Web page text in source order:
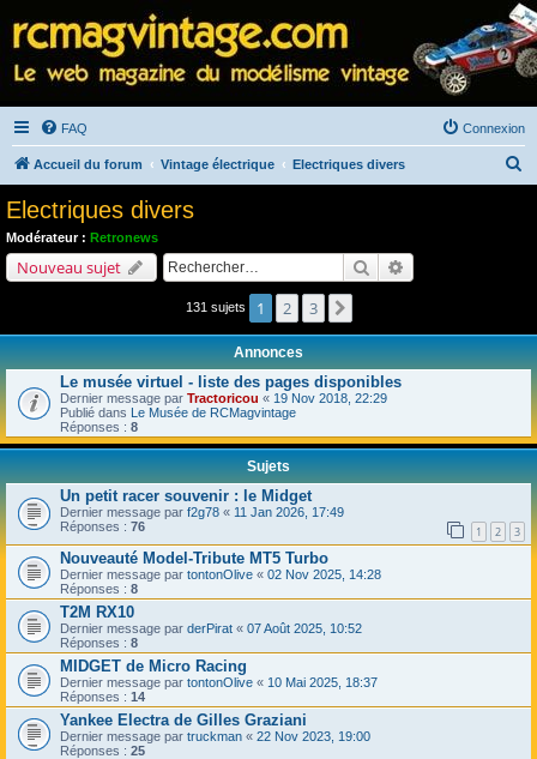
FAQ Connexion
Accueil du forum Vintage électrique Electriques divers
c
Electriques divers
Modérateur : Retronews
Nouveau sujet Rechercher
131 sujets 1 2 3
Annonces
Le musée virtuel - liste des pages disponibles
Dernier message par Tractoricou « 19 Nov 2018, 22:29
Publié dans Le Musée de RCMagvintage
Réponses : 8
Sujets
Un petit racer souvenir : le Midget
Dernier message par f2g78 « 11 Jan 2026, 17:49
Réponses : 76 1 2 3
Nouveauté Model-Tribute MT5 Turbo
Dernier message par tontonOlive « 02 Nov 2025, 14:28
Réponses : 8
T2M RX10
Dernier message par derPirat « 07 Août 2025, 10:52
Réponses : 8
MIDGET de Micro Racing
Dernier message par tontonOlive « 10 Mai 2025, 18:37
Réponses : 14
Yankee Electra de Gilles Graziani
Dernier message par truckman « 22 Nov 2023, 19:00
Réponses : 25